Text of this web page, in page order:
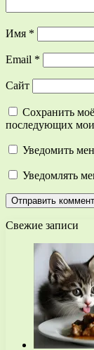
Имя *
Email *
Сайт
Сохранить
последующих
Уведомить
Уведомлять
Свежие записи